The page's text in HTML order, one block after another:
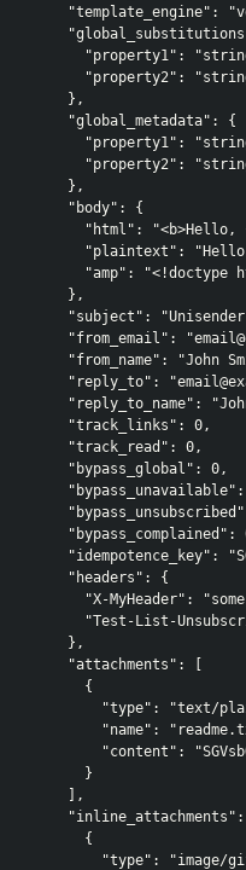
"template_engine":
"property1":
"property2":
    },
    "global_metadata": {
"property1":
"property2":
    },
    "body": {
"html": "<b>Hello,
"plaintext":
"amp": "<!doctype
    },
"subject":
"from_email":
"from_name": "John
"reply_to":
"reply_to_name":
    "track_links": 0,
    "track_read": 0,
    "bypass_global": 0,
"bypass_unavailable":
"bypass_complained":
"idempotence_key":
    "headers": {
"X-MyHeader":
"Test-List-
    },
    "attachments": [
      {
"type": "text/
"name":
"content":
      }
    ],
      {
"type": "image/